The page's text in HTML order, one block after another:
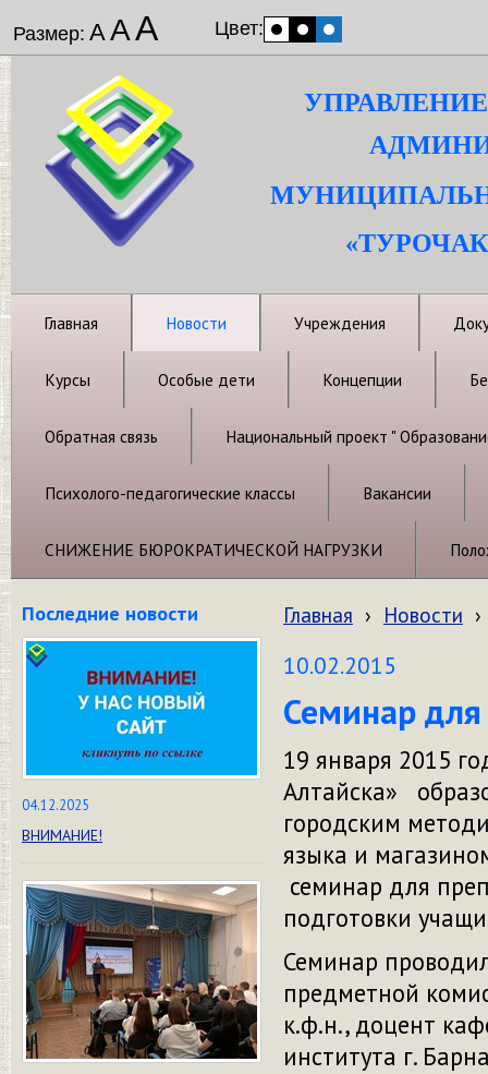
Размер: ААА Цвет:
Главная Новости Учреждения
Курсы Особые дети Концепции
Обратная связь Национальный проект "
Психолого-педагогические классы Вакансии
СНИЖЕНИЕ БЮРОКРАТИЧЕСКОЙ НАГРУЗКИ
Последние новости
04.12.2025
ВНИМАНИЕ!
Главная › Новости ›
10.02.2015
Семинар для
19 января 2015
Алтайска»
городским
языка и
семинар для
подготовки
Семинар
предметной
к.ф.н., доцент
института г.